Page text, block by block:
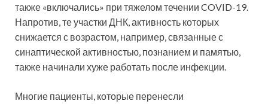
также «включались» при тяжелом течении COVID-19.
Напротив, те участки ДНК, активность которых
снижается с возрастом, например, связанные с
синаптической активностью, познанием и памятью,
также начинали хуже работать после инфекции.
Многие пациенты, которые перенесли